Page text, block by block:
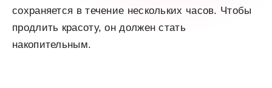
сохраняется в течение нескольких часов. Чтобы
продлить красоту, он должен стать
накопительным.